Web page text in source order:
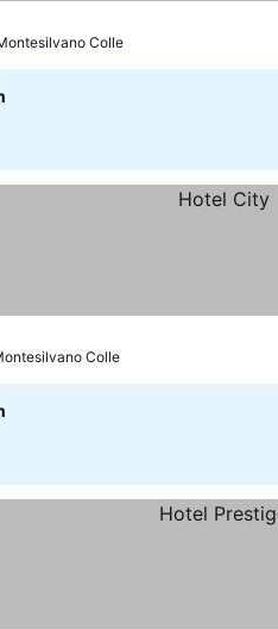
Colle
Colle